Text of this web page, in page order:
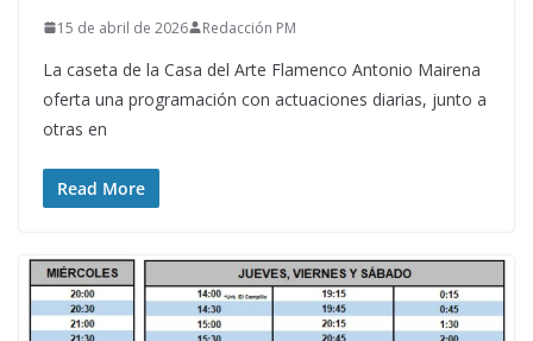
15 de abril de 2026 Redacción PM
La caseta de la Casa del Arte Flamenco Antonio Mairena
oferta una programación con actuaciones diarias, junto a
otras en
Read More